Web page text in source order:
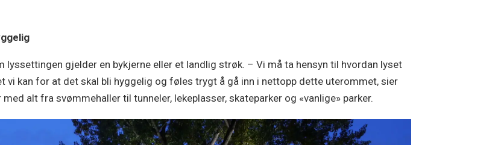
lyssettingen gjelder en bykjerne eller et landlig strøk. – Vi må ta hensyn til hvordan lyset
vi kan for at det skal bli hyggelig og føles trygt å gå inn i nettopp dette uterommet, sier
alt fra svømmehaller til tunneler, lekeplasser, skateparker og «vanlige» parker.